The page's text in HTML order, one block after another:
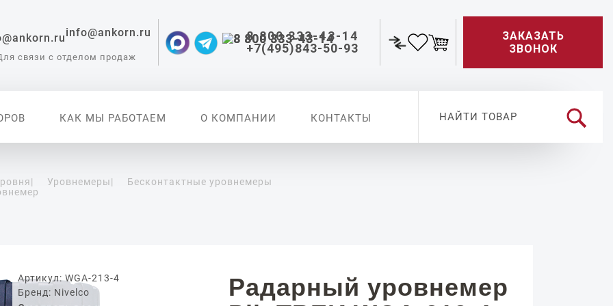
info@ankorn.ru
связи с отделом продаж
8 800 333-43-14
+7(495)843-50-93
ЗАКАЗАТЬ
ЗВОНОК
КАК МЫ РАБОТАЕМ О КОМПАНИИ КОНТАКТЫ
для
| Уровнемеры|
Бесконтактные уровнемеры
Артикул: WGA-213-4
Бренд: Nivelco
Радарный уровнемер